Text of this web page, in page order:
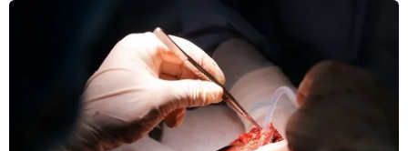
Hệ thống y tế đa cực, đưa y tế đến
04/08/2026 04:55